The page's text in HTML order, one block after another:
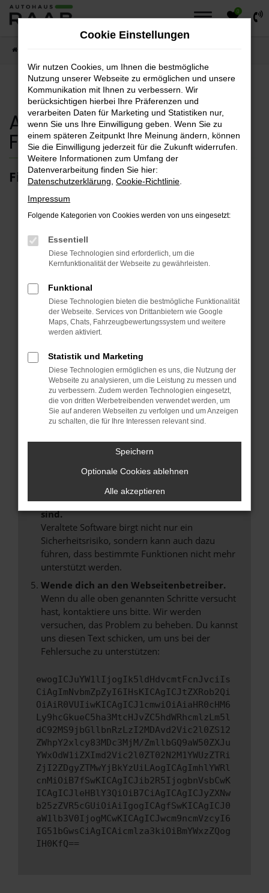
Zum
0
Autohaus Raab
Fahrzeugsuche
Finden sie ihr Traumfahrzeug.
Fehler: Network Error
Beim Laden ist ein Fehler aufgetreten.
Überprüfe deine Firewall und deine
Internetverbindung.
Laden andere Webseiten, zum Beispiel deine
Prüfe deine Browsererweiterungen.
Manche Erweiterungen, wie Werbeblocker,
können das Laden bestimmter Seiten
verhindern. Funktioniert die Seite in einem
anderen Browser oder in einem privaten
Fenster?
Starte dein Gerät neu.
Das kann manchmal helfen, vorübergehende
Probleme zu beheben.
Stelle sicher, dass dein Browser und dein
Betriebssystem auf dem neuesten Stand
sind.
Veraltete Software birgt nicht nur ein
Sicherheitsrisiko, sondern kann auch dazu
führen, dass bestimmte Funktionen nicht mehr
unterstützt werden.
Wende dich an den Webseitenbetreiber.
Wenn du alle oben genannten Schritte versucht
hast, kontaktiere uns bitte. Wir werden
versuchen, das Problem zu beheben. Du kannst
uns diesen Text schicken, um uns bei der
Fehlersuche zu unterstützen:
ewogICJuYW1lIjogIk5ldHdvcmtFcnJvciIs
CiAgImNvbmZpZyI6IHsKICAgICJtZXRob2Qi
OiAiR0VUIiwKICAgICJ1cmwiOiAiaHR0cHM6
Ly9hcGkueC5ha3MtcHJvZC5hdWRhcmlzLm5l
dC92MS9jbGllbnRzLzI2MDAvd2Vic2l0ZS12
ZWhpY2xlcy83MDc3MjM/ZmllbGQ9aW50ZXJu
YWxOdW1iZXImd2Vic2l0ZT02N2M1YWUzZTRi
ZjI2ZDgyZTMwYjBkYzUiLAogICAgImhlYWRl
cnMiOiB7fSwKICAgICJib2R5IjogbnVsbCwK
ICAgICJleHBlY3QiOiB7CiAgICAgICJyZXNw
b25zZVR5cGUiOiAiIgogICAgfSwKICAgICJ0
aW1lb3V0IjogMCwKICAgICJwcm9ncmVzcyI6
IG51bGwsCiAgICAicmlza3kiOiBmYWxzZQog
IH0KfQ==
Cookie Einstellungen
Wir nutzen Cookies, um Ihnen die bestmögliche
Nutzung unserer Webseite zu ermöglichen und unsere
Kommunikation mit Ihnen zu verbessern. Wir
berücksichtigen hierbei Ihre Präferenzen und
verarbeiten Daten für Marketing und Statistiken nur,
wenn Sie uns Ihre Einwilligung geben. Wenn Sie zu
einem späteren Zeitpunkt Ihre Meinung ändern, können
Sie die Einwilligung jederzeit für die Zukunft widerrufen.
Weitere Informationen zum Umfang der
Datenverarbeitung finden Sie hier:
Datenschutzerklärung Cookie-Richtlinie
Impressum
Folgende Kategorien von Cookies werden von uns eingesetzt:
Essentiell
Diese Technologien sind erforderlich, um die
Kernfunktionalität der Webseite zu gewährleisten.
Funktional
Diese Technologien bieten die bestmögliche Funktionalität
der Webseite. Services von Drittanbietern wie Google
Maps, Chats, Fahrzeugbewertungssystem und weitere
werden aktiviert.
Statistik und Marketing
Diese Technologien ermöglichen es uns, die Nutzung der
Webseite zu analysieren, um die Leistung zu messen und
zu verbessern. Zudem werden Technologien eingesetzt,
die von dritten Werbetreibenden verwendet werden, um
Sie auf anderen Webseiten zu verfolgen und um Anzeigen
zu schalten, die für Ihre Interessen relevant sind.
Speichern
Optionale Cookies ablehnen
Alle akzeptieren